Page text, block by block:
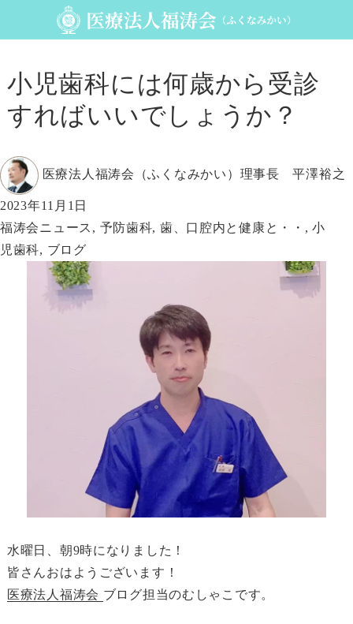
小児歯科には何歳から受診
すればいいでしょうか？
投
者
医療法人福涛会（ふくなみかい）理事長 平澤裕之
投
稿
日:
2023年11月1日
カ
テ
福涛会ニュース , 予防歯科, 歯、口腔内と健康と・・ ,小
児歯科, ブログ
水曜日、朝9時になりました！
皆さんおはようございます！
医療法人福涛会 ブログ担当のむしゃこです。